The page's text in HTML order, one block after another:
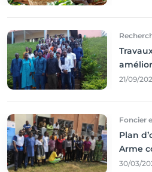
21/09/
Foncier
Plan
Arme
des
30/03/